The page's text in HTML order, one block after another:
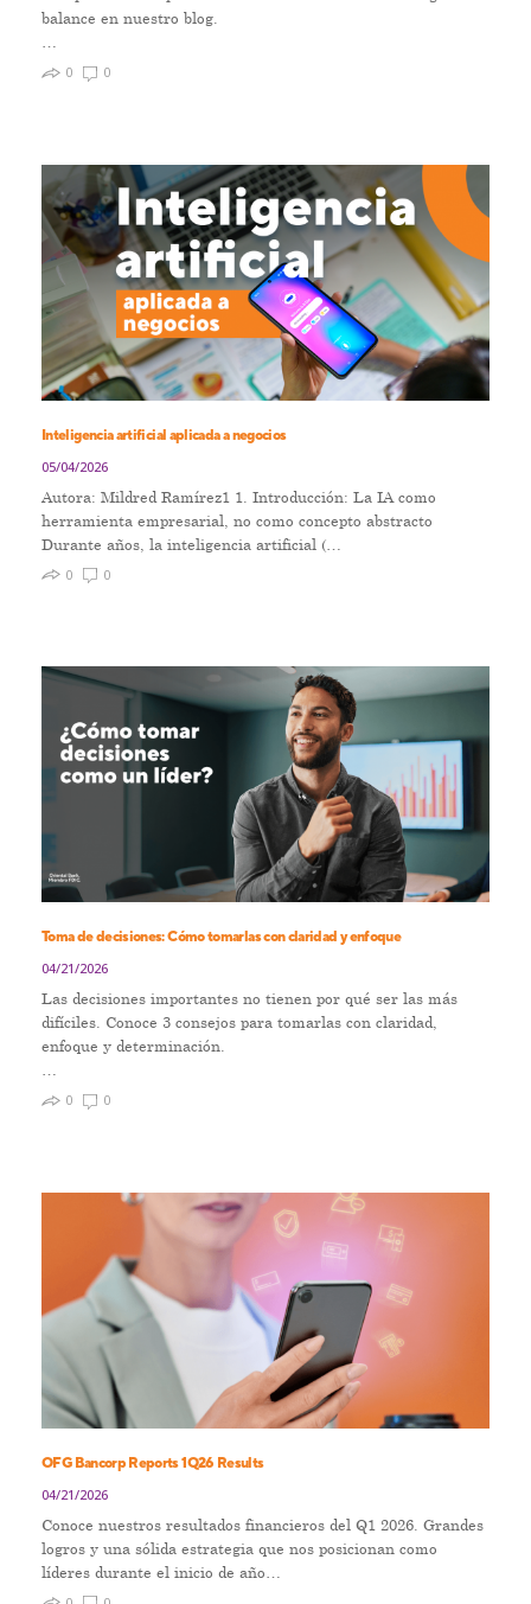
balance en nuestro blog.
0 0
Inteligencia artificial aplicada a negocios
05/04/2026
Autora: Mildred Ramírez1 1. Introducción: La IA como
herramienta empresarial, no como concepto abstracto
Durante años, la inteligencia artificial (…
0 0
Toma de decisiones: Cómo tomarlas con claridad y enfoque
04/21/2026
Las decisiones importantes no tienen por qué ser las más
difíciles. Conoce 3 consejos para tomarlas con claridad,
enfoque y determinación.
0 0
OFG Bancorp Reports 1Q26 Results
04/21/2026
Conoce nuestros resultados financieros del Q1 2026. Grandes
logros y una sólida estrategia que nos posicionan como
líderes durante el inicio de año…